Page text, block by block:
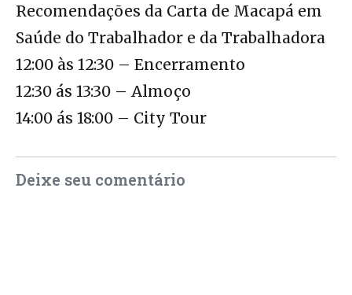
Recomendações da Carta de Macapá em
Saúde do Trabalhador e da Trabalhadora
12:00 às 12:30 – Encerramento
12:30 ás 13:30 – Almoço
14:00 ás 18:00 – City Tour
Deixe seu comentário